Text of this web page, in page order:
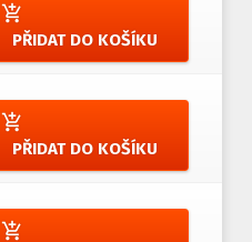
add_shopping_cart
PŘIDAT DO KOŠÍKU
add_shopping_cart
PŘIDAT DO KOŠÍKU
add_shopping_cart